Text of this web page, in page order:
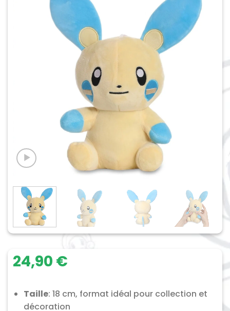
24,90 €
Taille: 18 cm, format idéal pour collection et
décoration